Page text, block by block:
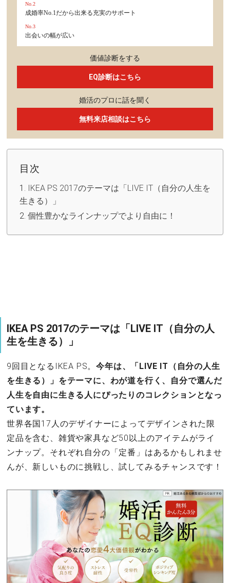
No.2
成婚率No.1だから出来る充実のサポート
No.3
出会いの幅が広い
価値診断をする
EQ診断はこちら
婚活のプロに話を聞く
無料来店相談はこちら
目次
IKEA PS 2017のテーマは「LIVE IT（自分の人生を
生きる）」
個性豊かなラインナップでより自由に！
IKEA PS 2017のテーマは「LIVE IT（自分の人
生を生きる）」
9回目となるIKEA PS。今年は、「LIVE IT（自分の人生
を生きる）」をテーマに、わが道を行く、自分で選んだ
人生を自由に生きる人にぴったりのコレクションとなっ
ています。
世界各国17人のデザイナーによってデザインされた限
定品を含む、雑貨や家具など50以上のアイテムがライ
ンナップ。それぞれ自分の「定番」はあるかもしれませ
んが、新しいものに挑戦し、試してみるチャンスです！